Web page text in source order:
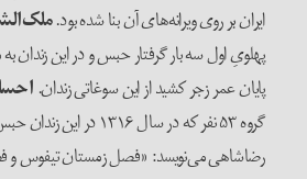
ایران بر روی ویرانه‌های آن بنا شده بود.
پهلویِ اول سه بار گرفتار حبس و در این زندان
پایان عمر زجر کشید از این سوغاتی زندان.
گروه ۵۳ نفر که در سال
رضاشاهی می‌نویسد: «فصل زمستان تیفوس و